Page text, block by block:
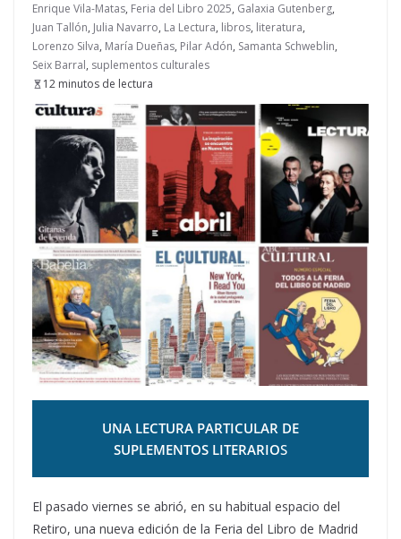
Enrique Vila-Matas, Feria del Libro 2025, Galaxia Gutenberg,
Juan Tallón, Julia Navarro, La Lectura, libros, literatura,
Lorenzo Silva, María Dueñas, Pilar Adón, Samanta Schweblin,
Seix Barral, suplementos culturales
12 minutos de lectura
UNA LECTURA PARTICULAR DE
SUPLEMENTOS LITERARIOS
El pasado viernes se abrió, en su habitual espacio del
Retiro, una nueva edición de la Feria del Libro de Madrid